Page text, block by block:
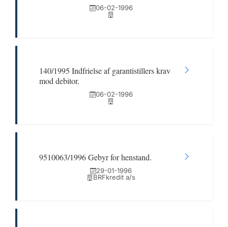
06-02-1996
140/1995 Indfrielse af garantistillers krav
mod debitor.
06-02-1996
9510063/1996 Gebyr for henstand.
29-01-1996
BRFkredit a/s